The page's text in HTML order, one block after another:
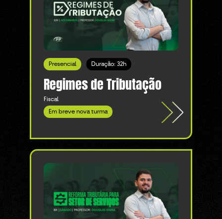
Presencial Duração: 32h
Regimes de Tributação
Fiscal
Em breve nova turma